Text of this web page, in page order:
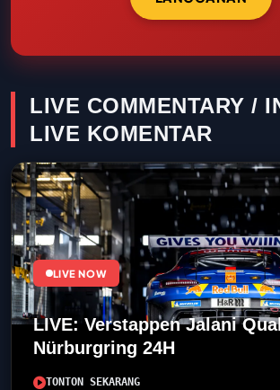
LIVE COMMENTARY /
LIVE KOMENTAR
LIVE NOW
LIVE: Verstappen Jalani
Nürburgring 24H
TONTON SEKARANG